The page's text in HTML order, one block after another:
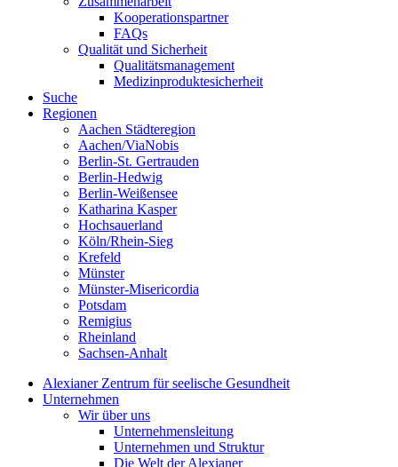
Kooperationspartner
FAQs
Qualität und Sicherheit
Qualitätsmanagement
Medizinproduktesicherheit
Suche
Regionen
Aachen Städteregion
Aachen/ViaNobis
Berlin-St. Gertrauden
Berlin-Hedwig
Berlin-Weißensee
Katharina Kasper
Hochsauerland
Köln/Rhein-Sieg
Krefeld
Münster
Münster-Misericordia
Potsdam
Remigius
Rheinland
Sachsen-Anhalt
Alexianer Zentrum für seelische Gesundheit
Unternehmen
Wir über uns
Unternehmensleitung
Unternehmen und Struktur
Die Welt der Alexianer